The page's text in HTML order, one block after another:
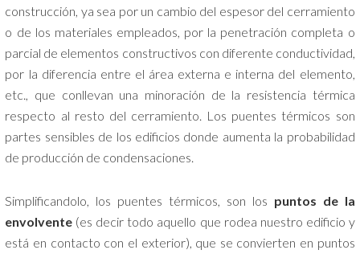
construcción, ya sea por un cambio del espesor del cerramiento
o de los materiales empleados, por la penetración completa o
parcial de elementos constructivos con diferente conductividad,
por la diferencia entre el área externa e interna del elemento,
etc., que conllevan una minoración de la resistencia térmica
respecto al resto del cerramiento. Los puentes térmicos son
partes sensibles de los edificios donde aumenta la probabilidad
de producción de condensaciones.
Simplificandolo, los puentes térmicos, son los puntos de la
envolvente (es decir todo aquello que rodea nuestro edificio y
está en contacto con el exterior), que se convierten en puntos